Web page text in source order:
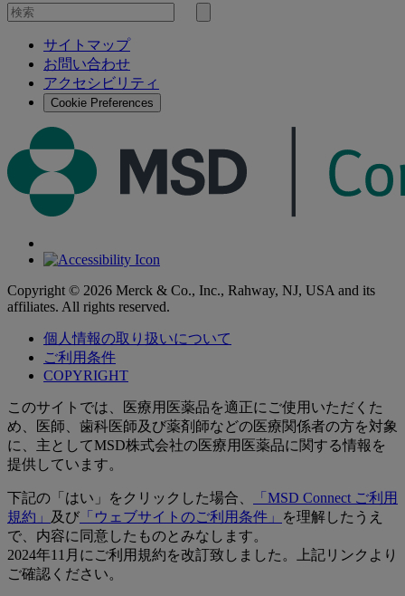
を
検
サイトマップ
お問い合わせ
アクセシビリティ
Cookie Preferences
Copyright © 2026 Merck & Co., Inc., Rahway, NJ, USA and its
affiliates. All rights reserved.
個人情報の取り扱いについて
ご利用条件
COPYRIGHT
このサイトでは、医療用医薬品を適正にご使用いただくた
め、医師、歯科医師及び薬剤師などの医療関係者の方を対象
に、主としてMSD株式会社の医療用医薬品に関する情報を
提供しています。
下記の「はい」をクリックした場合、
「MSD Connect ご利用
規約」
及び 「ウェブサイトのご利用条件」
を理解したうえ
で、内容に同意したものとみなします。
2024年11月にご利用規約を改訂致しました。上記リンクより
ご確認ください。